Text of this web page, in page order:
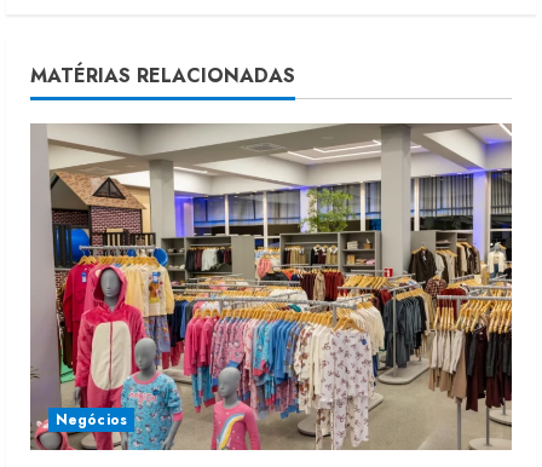
n
u
e
R
d
i
MATÉRIAS RELACIONADAS
Negócios